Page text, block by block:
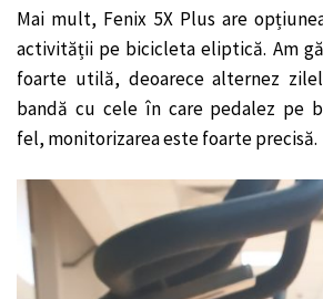
Mai mult, Fenix 5X Plus are
activității pe bicicleta eliptică. Am
foarte utilă, deoarece alternez
bandă cu cele în care pedalez pe
fel, monitorizarea este foarte precisă.